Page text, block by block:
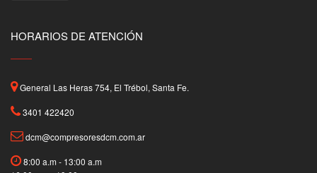
HORARIOS DE ATENCIÓN
General Las Heras 754, El Trébol, Santa Fe.
3401 422420
dcm@compresoresdcm.com.ar
8:00 a.m - 13:00 a.m